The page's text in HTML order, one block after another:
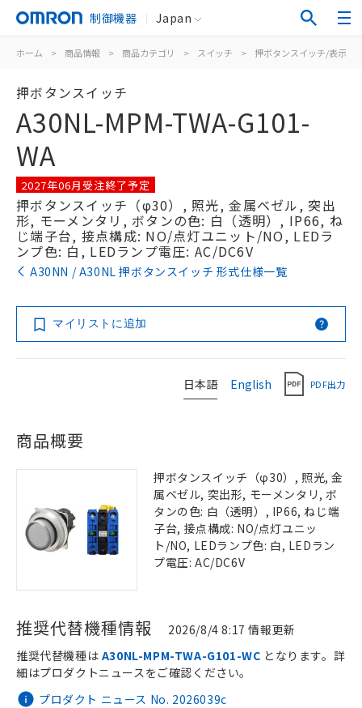
制御機器 Japan
ホーム > 商品情報 > 商品カテゴリ > スイッチ > 押ボタンスイッチ/表示灯
押ボタンスイッチ
A30NL-MPM-TWA-G101-
WA
2027年06月受注終了予定
押ボタンスイッチ（φ30）, 照光, 金属ベゼル, 突出
形, モーメンタリ, ボタンの色: 白（透明）, IP66, ね
じ端子台, 接点構成: NO/点灯ユニット/NO, LEDラ
ンプ色: 白, LEDランプ電圧: AC/DC6V
A30NN / A30NL 押ボタンスイッチ 形式仕様一覧
マイリストに追加
日本語 English PDF出力
商品概要
押ボタンスイッチ（φ30）, 照光, 金
属ベゼル, 突出形, モーメンタリ, ボ
タンの色: 白（透明）, IP66, ねじ端
子台, 接点構成: NO/点灯ユニッ
ト/NO, LEDランプ色: 白, LEDラン
プ電圧: AC/DC6V
推奨代替機種情報 2026/8/4 8:17 情報更新
プロダクト ニュース No. 2026039c
推奨代替機種は A30NL-MPM-TWA-G101-WC となります。詳
細はプロダクトニュースをご確認ください。